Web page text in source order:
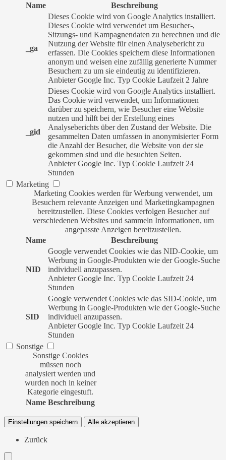
Name
Beschreibung
_ga
Dieses Cookie wird von Google Analytics installiert.
Dieses Cookie wird verwendet um Besucher-,
Sitzungs- und Kampagnendaten zu berechnen und die
Nutzung der Website für einen Analysebericht zu
erfassen. Die Cookies speichern diese Informationen
anonym und weisen eine zufällig generierte Nummer
Besuchern zu um sie eindeutig zu identifizieren.
Anbieter Google Inc. Typ Cookie Laufzeit 2 Jahre
_gid
Dieses Cookie wird von Google Analytics installiert.
Das Cookie wird verwendet, um Informationen
darüber zu speichern, wie Besucher eine Website
nutzen und hilft bei der Erstellung eines
Analyseberichts über den Zustand der Website. Die
gesammelten Daten umfassen in anonymisierter Form
die Anzahl der Besucher, die Website von der sie
gekommen sind und die besuchten Seiten.
Anbieter Google Inc. Typ Cookie Laufzeit 24
Stunden
Marketing
Marketing Cookies werden für Werbung verwendet, um
Besuchern relevante Anzeigen und Marketingkampagnen
bereitzustellen. Diese Cookies verfolgen Besucher auf
verschiedenen Websites und sammeln Informationen, um
angepasste Anzeigen bereitzustellen.
Name
Beschreibung
NID
Google verwendet Cookies wie das NID-Cookie, um
Werbung in Google-Produkten wie der Google-Suche
individuell anzupassen.
Anbieter Google Inc. Typ Cookie Laufzeit 24
Stunden
SID
Google verwendet Cookies wie das SID-Cookie, um
Werbung in Google-Produkten wie der Google-Suche
individuell anzupassen.
Anbieter Google Inc. Typ Cookie Laufzeit 24
Stunden
Sonstige
Sonstige Cookies
müssen noch
analysiert werden und
wurden noch in keiner
Kategorie eingestuft.
Name Beschreibung
Einstellungen speichern Alle akzeptieren
Zurück